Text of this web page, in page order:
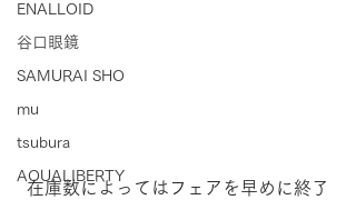
ENALLOID
谷口眼鏡
SAMURAI SHO
mu
tsubura
AQUALIBERTY
在庫数によってはフェアを早めに終了